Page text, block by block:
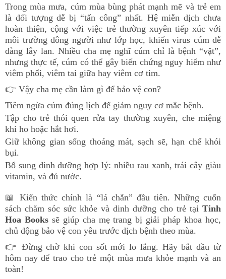
Trong mùa mưa, cúm mùa bùng phát mạnh mẽ và trẻ em
là đối tượng dễ bị “tấn công” nhất. Hệ miễn dịch chưa
hoàn thiện, cộng với việc trẻ thường xuyên tiếp xúc với
môi trường đông người như lớp học, khiến virus cúm dễ
dàng lây lan. Nhiều cha mẹ nghĩ cúm chỉ là bệnh “vặt”,
nhưng thực tế, cúm có thể gây biến chứng nguy hiểm như
viêm phổi, viêm tai giữa hay viêm cơ tim.
👉 Vậy cha mẹ cần làm gì để bảo vệ con?
Tiêm ngừa cúm đúng lịch để giảm nguy cơ mắc bệnh.
Tập cho trẻ thói quen rửa tay thường xuyên, che miệng
khi ho hoặc hắt hơi.
Giữ không gian sống thoáng mát, sạch sẽ, hạn chế khói
bụi.
Bổ sung dinh dưỡng hợp lý: nhiều rau xanh, trái cây giàu
vitamin, và đủ nước.
📖 Kiến thức chính là “lá chắn” đầu tiên. Những cuốn
sách chăm sóc sức khỏe và dinh dưỡng cho trẻ tại Tinh
Hoa Bookssẽ giúp cha mẹ trang bị giải pháp khoa học,
chủ động bảo vệ con yêu trước dịch bệnh theo mùa.
👉 Đừng chờ khi con sốt mới lo lắng. Hãy bắt đầu từ
hôm nay để trao cho trẻ một mùa mưa khỏe mạnh và an
toàn!